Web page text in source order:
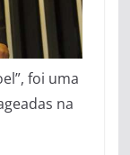
foi uma
na